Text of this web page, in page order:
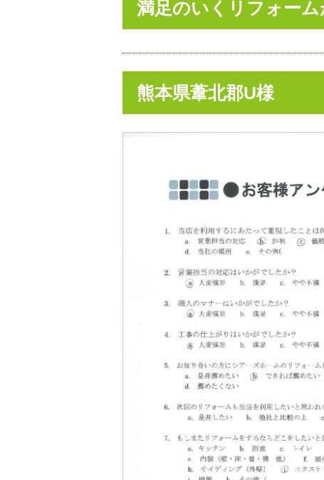
満足のいくリフォー
熊本県葦北郡U様